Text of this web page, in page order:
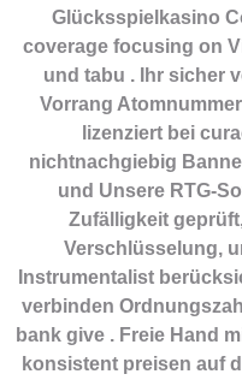
Glücksspielkasino
coverage focusing on
und tabu . Ihr sicher
Vorrang
lizenziert bei
nichtnachgiebig
und Unsere RTG-
Zufälligkeit
Verschlüsselung,
Instrumentalist
verbinden
bank give . Freie Hand
konsistent preisen auf